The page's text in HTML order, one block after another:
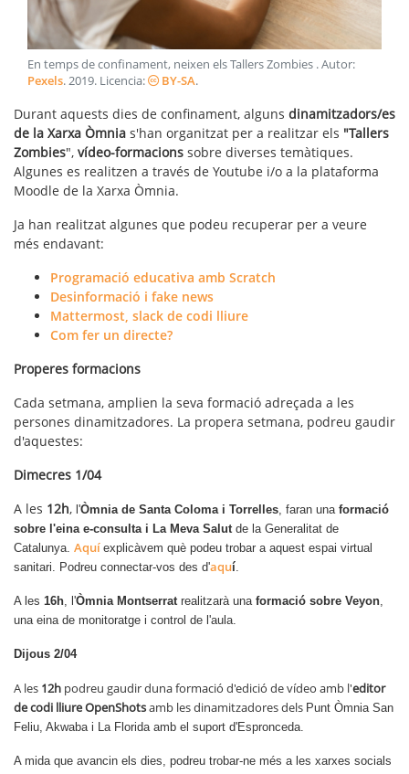
En temps de confinament, neixen els Tallers Zombies . Autor:
Pexels.2019. Licencia: BY-SA.
Durant aquests dies de confinament, alguns dinamitzadors/es
de la Xarxa Òmnia s'han organitzat per a realitzar els "Tallers
Zombies", vídeo-formacions sobre diverses temàtiques.
Algunes es realitzen a través de Youtube i/o a la plataforma
Moodle de la Xarxa Òmnia.
Ja han realitzat algunes que podeu recuperar per a veure
més endavant:
Programació educativa amb Scratch
Desinformació i fake news
Mattermost, slack de codi lliure
Com fer un directe?
Properes formacions
Cada setmana, amplien la seva formació adreçada a les
persones dinamitzadores. La propera setmana, podreu gaudir
d'aquestes:
Dimecres 1/04
A les 12h, l'Òmnia de Santa Coloma i Torrelles , faran una formació
sobre l'eina e-consulta i La Meva Salut de la Generalitat de
Catalunya. Aquí explicàvem què podeu trobar a aquest espai virtual
sanitari. Podreu connectar-vos des d'aquí
A les 16h , l'Òmnia Montserrat realitzarà una formació sobre Veyon
una eina de monitoratge i control de l'aula.
Dijous 2/04
A les 12h podreu gaudir duna formació d'edició de vídeo amb l'editor
de codi lliure OpenShotsamb les dinamitzadores dels Punt Òmnia San
Feliu, Akwaba i La Florida amb el suport d'Espronceda.
A mida que avancin els dies, podreu trobar-ne més a les xarxes socials